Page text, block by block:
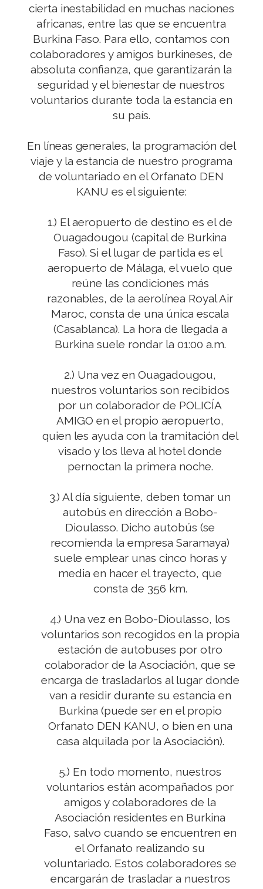
cierta inestabilidad en muchas naciones
africanas, entre las que se encuentra
Burkina Faso. Para ello, contamos con
colaboradores y amigos burkineses, de
absoluta confianza, que garantizarán la
seguridad y el bienestar de nuestros
voluntarios durante toda la estancia en
su país.
En líneas generales, la programación del
viaje y la estancia de nuestro programa
de voluntariado en el Orfanato DEN
KANU es el siguiente:
1.) El aeropuerto de destino es el de
Ouagadougou (capital de Burkina
Faso). Si el lugar de partida es el
aeropuerto de Málaga, el vuelo que
reúne las condiciones más
razonables, de la aerolínea Royal Air
Maroc, consta de una única escala
(Casablanca). La hora de llegada a
Burkina suele rondar la 01:00 a.m.
2.) Una vez en Ouagadougou,
nuestros voluntarios son recibidos
por un colaborador de POLICÍA
AMIGO en el propio aeropuerto,
quien les ayuda con la tramitación del
visado y los lleva al hotel donde
pernoctan la primera noche.
3.) Al día siguiente, deben tomar un
autobús en dirección a Bobo-
Dioulasso. Dicho autobús (se
recomienda la empresa Saramaya)
suele emplear unas cinco horas y
media en hacer el trayecto, que
consta de 356 km.
4.) Una vez en Bobo-Dioulasso, los
voluntarios son recogidos en la propia
estación de autobuses por otro
colaborador de la Asociación, que se
encarga de trasladarlos al lugar donde
van a residir durante su estancia en
Burkina (puede ser en el propio
Orfanato DEN KANU, o bien en una
casa alquilada por la Asociación).
5.) En todo momento, nuestros
voluntarios están acompañados por
amigos y colaboradores de la
Asociación residentes en Burkina
Faso, salvo cuando se encuentren en
el Orfanato realizando su
voluntariado. Estos colaboradores se
encargarán de trasladar a nuestros